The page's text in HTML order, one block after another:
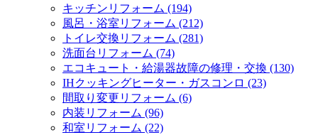
キッチンリフォーム (194)
風呂・浴室リフォーム (212)
トイレ交換リフォーム (281)
洗面台リフォーム (74)
エコキュート・給湯器故障の修理・交換 (130)
IHクッキングヒーター・ガスコンロ (23)
間取り変更リフォーム (6)
内装リフォーム (96)
和室リフォーム (22)